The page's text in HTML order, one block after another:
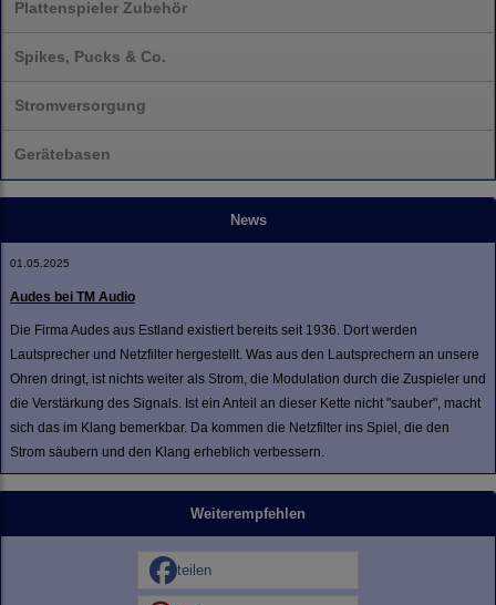
Plattenspieler Zubehör
Spikes, Pucks & Co.
Stromversorgung
Gerätebasen
News
01.05.2025
Audes bei TM Audio
Die Firma Audes aus Estland existiert bereits seit 1936. Dort werden
Lautsprecher und Netzfilter hergestellt. Was aus den Lautsprechern an unsere
Ohren dringt, ist nichts weiter als Strom, die Modulation durch die Zuspieler und
die Verstärkung des Signals. Ist ein Anteil an dieser Kette nicht "sauber", macht
sich das im Klang bemerkbar. Da kommen die Netzfilter ins Spiel, die den
Strom säubern und den Klang erheblich verbessern.
Weiterempfehlen
teilen